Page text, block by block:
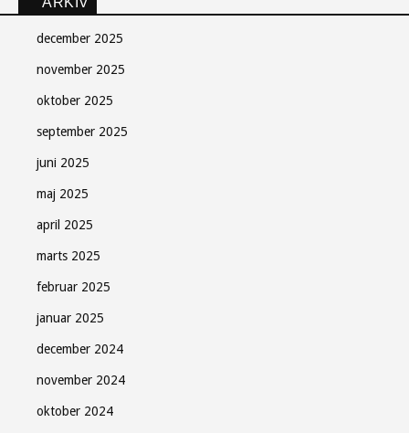
december 2025
november 2025
oktober 2025
september 2025
juni 2025
maj 2025
april 2025
marts 2025
februar 2025
januar 2025
december 2024
november 2024
oktober 2024